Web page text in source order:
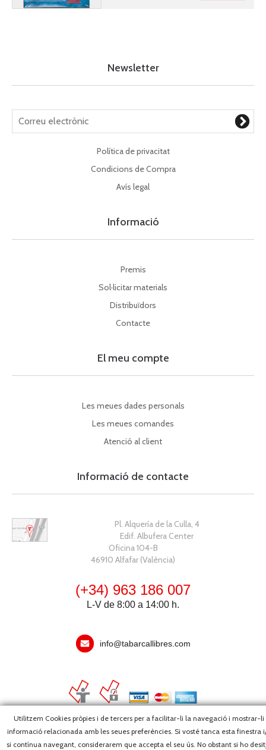
Utilitzem Cookies pròpies i de tercers per a facilitar-li la navegació i mostrar-li
informació relacionada amb les seues preferències. Si vosté tanca esta finestra
si contínua navegant, considerarem que accepta el seu ús. No obstant si ho
Newsletter
Política de privacitat
Condicions de Compra
Avís legal
Informació
Premis
Sol·licitar materials
Distribuïdors
Contacte
El meu compte
Les meues dades personals
Les meues comandes
Atenció al client
Informació de contacte
Pl. Alquería de la Culla, 4
Edif. Albufera Center
Oficina 104-B
46910 Alfafar (València)
(+34) 963 186 007
L-V de 8:00 a 14:00 h.
info@tabarcallibres.com
Copyright, 2026 © Editorial Tabarca Llibres, S.L. · Tots els drets